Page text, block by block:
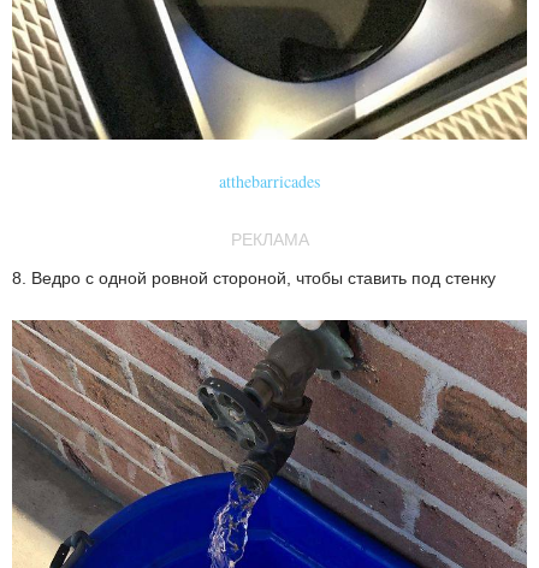
atthebarricades
РЕКЛАМА
8. Ведро с одной ровной стороной, чтобы ставить под стенку